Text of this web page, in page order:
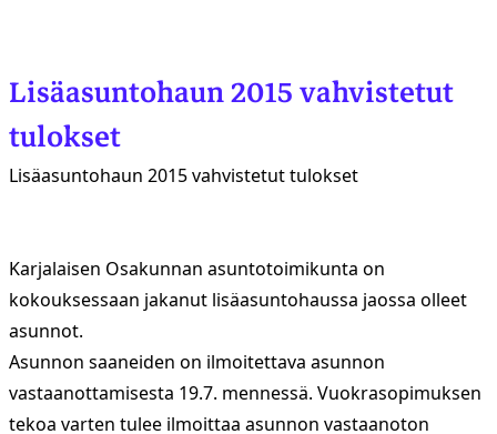
Lisäasuntohaun 2015 vahvistetut
tulokset
Lisäasuntohaun 2015 vahvistetut tulokset
Karjalaisen Osakunnan asuntotoimikunta on
kokouksessaan jakanut lisäasuntohaussa jaossa olleet
asunnot.
Asunnon saaneiden on ilmoitettava asunnon
vastaanottamisesta 19.7. mennessä. Vuokrasopimuksen
tekoa varten tulee ilmoittaa asunnon vastaanoton